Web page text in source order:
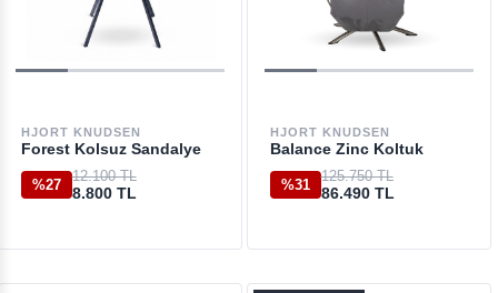
HJORT KNUDSEN
Forest Kolsuz Sandalye
%27
12.100 TL
8.800 TL
HJORT KNUDSEN
Balance Zinc Koltuk
%31
125.750 TL
86.490 TL